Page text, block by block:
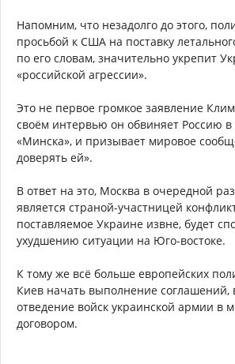
Напомним, что незадолго до этого,
просьбой к США на поставку
по его словам, значительно укрепит
«российской агрессии».
Это не первое громкое заявление
своём интервью он обвиняет Россию
«Минска», и призывает мировое
доверять ей».
В ответ на это, Москва в очередной
является страной-участницей
поставляемое Украине извне, будет
ухудшению ситуации на Юго-востоке.
К тому же всё больше европейских
Киев начать выполнение соглашений,
отведение войск украинской армии в
договором.